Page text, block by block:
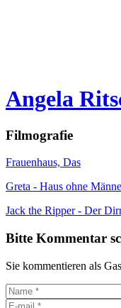
Angela
Filmografie
Frauenhaus, Das
Greta - Haus ohne
Jack the Ripper - Der
Bitte Kommentar
Sie kommentieren als